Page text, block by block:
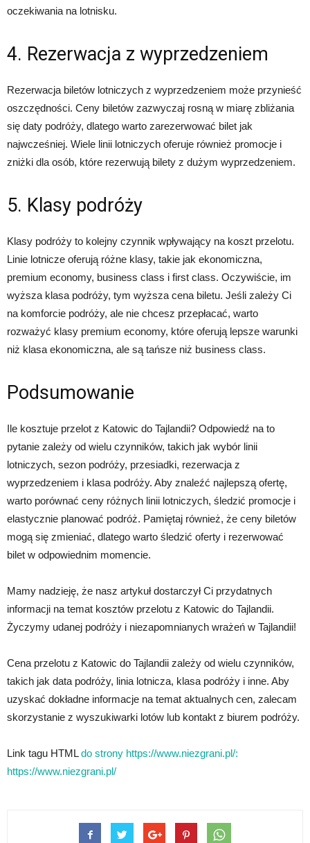
oczekiwania na lotnisku.
4. Rezerwacja z wyprzedzeniem
Rezerwacja biletów lotniczych z wyprzedzeniem może przynieść
oszczędności. Ceny biletów zazwyczaj rosną w miarę zbliżania
się daty podróży, dlatego warto zarezerwować bilet jak
najwcześniej. Wiele linii lotniczych oferuje również promocje i
zniżki dla osób, które rezerwują bilety z dużym wyprzedzeniem.
5. Klasy podróży
Klasy podróży to kolejny czynnik wpływający na koszt przelotu.
Linie lotnicze oferują różne klasy, takie jak ekonomiczna,
premium economy, business class i first class. Oczywiście, im
wyższa klasa podróży, tym wyższa cena biletu. Jeśli zależy Ci
na komforcie podróży, ale nie chcesz przepłacać, warto
rozważyć klasy premium economy, które oferują lepsze warunki
niż klasa ekonomiczna, ale są tańsze niż business class.
Podsumowanie
Ile kosztuje przelot z Katowic do Tajlandii? Odpowiedź na to
pytanie zależy od wielu czynników, takich jak wybór linii
lotniczych, sezon podróży, przesiadki, rezerwacja z
wyprzedzeniem i klasa podróży. Aby znaleźć najlepszą ofertę,
warto porównać ceny różnych linii lotniczych, śledzić promocje i
elastycznie planować podróż. Pamiętaj również, że ceny biletów
mogą się zmieniać, dlatego warto śledzić oferty i rezerwować
bilet w odpowiednim momencie.
Mamy nadzieję, że nasz artykuł dostarczył Ci przydatnych
informacji na temat kosztów przelotu z Katowic do Tajlandii.
Życzymy udanej podróży i niezapomnianych wrażeń w Tajlandii!
Cena przelotu z Katowic do Tajlandii zależy od wielu czynników,
takich jak data podróży, linia lotnicza, klasa podróży i inne. Aby
uzyskać dokładne informacje na temat aktualnych cen, zalecam
skorzystanie z wyszukiwarki lotów lub kontakt z biurem podróży.
Link tagu HTMLdo strony https://www.niezgrani.pl/:
https://www.niezgrani.pl/